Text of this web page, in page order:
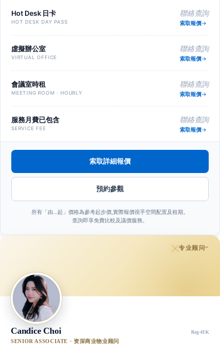
Hot Desk 日卡
HOT DESK DAY PASS
聯絡查詢
索取報價
虛擬辦公室
VIRTUAL OFFICE
聯絡查詢
索取報價
會議室時租
MEETING ROOM · HOURLY
聯絡查詢
索取報價
服務月費已包含
SERVICE FEE
聯絡查詢
索取報價
索取詳細報價
預約參觀
所有「由…起」價格為參考起步價,實際報價視乎空間配置及租期。
查詢即享免費比較及議價服務。
专业顾问™
Candice Choi Reg·HK
SENIOR ASSOCIATE · 资深商业物业顾问